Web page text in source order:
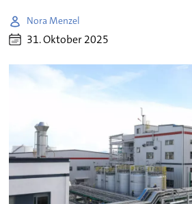
Nora Menzel
31. Oktober 2025